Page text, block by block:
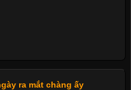
ra mắt chàng ấy